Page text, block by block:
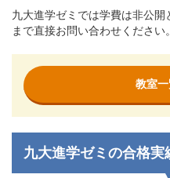
九大進学ゼミでは学費は非公
まで直接お問い合わせください。
教室
九大進学ゼミの合格実